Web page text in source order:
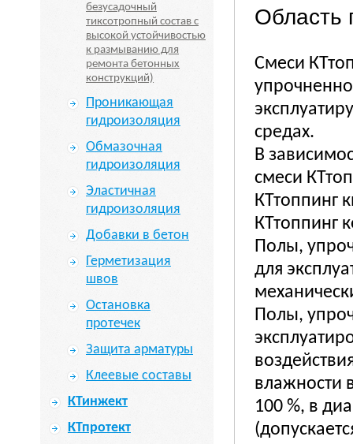
безусадочный
тиксотропный состав с
высокой устойчивостью
к размыванию для
ремонта бетонных
конструкций)
Проникающая
гидроизоляция
Обмазочная
гидроизоляция
Эластичная
гидроизоляция
Добавки в бетон
Герметизация
швов
Остановка
протечек
Защита арматуры
Клеевые составы
КТинжект
КТпротект
Область
Смеси
средах.
В
смеси
КТтоппинг
КТтоппинг
Полы,
для
Полы,
влажности
100 %, в